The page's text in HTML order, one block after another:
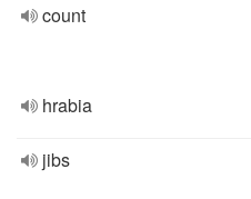
count
hrabia
jibs